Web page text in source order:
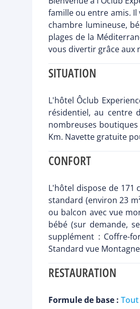
famille ou entre amis.
chambre lumineuse,
plages de la
vous divertir grâce aux
SITUATION
L'hôtel Ôclub
résidentiel, au centre
nombreuses
Km. Navette gratuite
CONFORT
L'hôtel dispose de 171
standard (environ 23
ou balcon avec vue
bébé (sur demande,
supplément : Coffre-
Standard vue
RESTAURATION
Formule de base :